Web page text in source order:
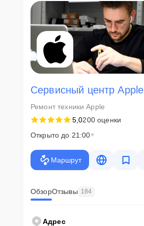
Сервисный центр Apple
Ремонт техники Apple
5,0200 оценки
Открыто до 21:00
Маршрут
ОбзорОтзывы 184
Адрес